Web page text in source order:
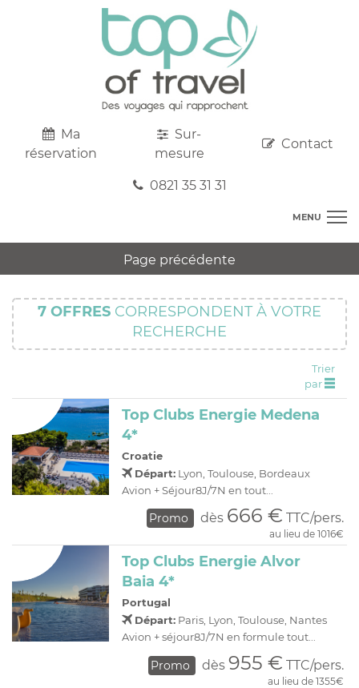
Ma
réservation
Sur-
mesure
Contact
0821 35 31 31
MENU
DESTINATIONS
AU DEPART DE CHEZ VOUS
SEJOURS
CIRCUITS
Page précédente
7 OFFRES CORRESPONDENT À VOTRE
RECHERCHE
Trier
par
Top Clubs Energie Medena
4*
Croatie
Départ: Lyon, Toulouse, Bordeaux
Avion + Séjour8J/7N en tout...
Promo dès 666 € TTC/pers.
au lieu de 1016€
Top Clubs Energie Alvor
Baia 4*
Portugal
Départ: Paris, Lyon, Toulouse, Nantes
Avion + séjour8J/7N en formule tout...
Promo dès 955 € TTC/pers.
au lieu de 1355€